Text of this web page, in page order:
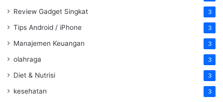
Review Gadget Singkat 3
Tips Android / iPhone 3
Manajemen Keuangan 3
olahraga 3
Diet & Nutrisi 3
kesehatan 3